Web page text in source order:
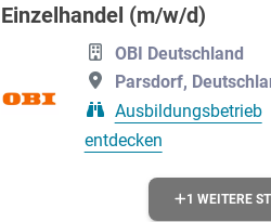
Einzelhandel (m/w/d)
OBI Deutschland
Parsdorf,
Ausbildungsbetrieb
entdecken
1 WEITERE